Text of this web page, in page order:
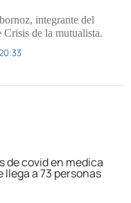
integrante del
de la mutualista.